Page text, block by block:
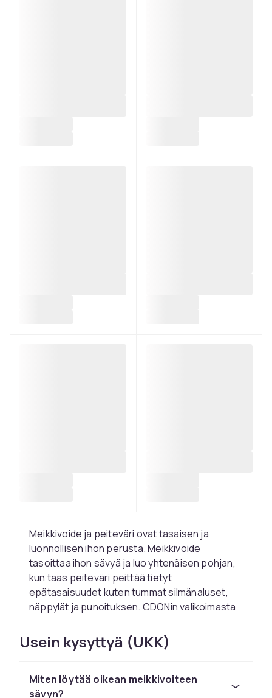
Meikkivoide ja peiteväri ovat tasaisen ja
luonnollisen ihon perusta. Meikkivoide
tasoittaa ihon sävyä ja luo yhtenäisen pohjan,
kun taas peiteväri peittää tietyt
epätasaisuudet kuten tummat silmänaluset,
näppylät ja punoituksen. CDONin valikoimasta
peitevärejä kaikissa sävyissä ja
koostumuksissa.
Löydä oikea meikkivoide
Usein kysyttyä (UKK)
Miten löytää oikean meikkivoiteen
sävyn?